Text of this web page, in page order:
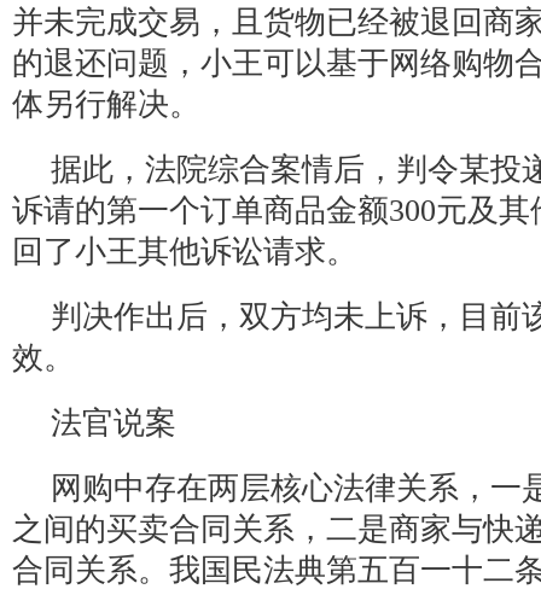
并未完成交易，且货物已经被退回商
的退还问题，小王可以基于网络购物
体另行解决。
据此，法院综合案情后，判令某投
诉请的第一个订单商品金额300元及其
回了小王其他诉讼请求。
判决作出后，双方均未上诉，目前
效。
法官说案
网购中存在两层核心法律关系，一
之间的买卖合同关系，二是商家与快
合同关系。我国民法典第五百一十二